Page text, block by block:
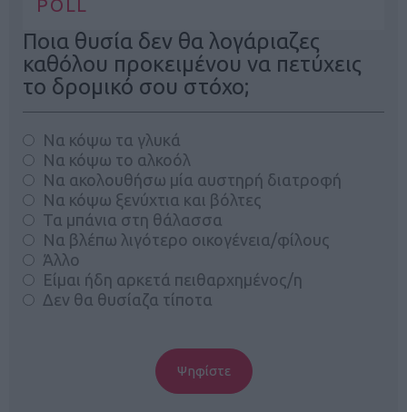
POLL
Ποια θυσία δεν θα λογάριαζες
καθόλου προκειμένου να πετύχεις
το δρομικό σου στόχο;
Να κόψω τα γλυκά
Να κόψω το αλκοόλ
Να ακολουθήσω μία αυστηρή διατροφή
Να κόψω ξενύχτια και βόλτες
Τα μπάνια στη θάλασσα
Να βλέπω λιγότερο οικογένεια/φίλους
Άλλο
Είμαι ήδη αρκετά πειθαρχημένος/η
Δεν θα θυσίαζα τίποτα